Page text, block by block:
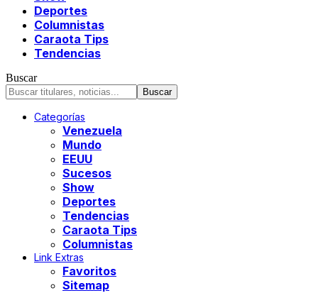
Deportes
Columnistas
Caraota Tips
Tendencias
Buscar
Categorías
Venezuela
Mundo
EEUU
Sucesos
Show
Deportes
Tendencias
Caraota Tips
Columnistas
Link Extras
Favoritos
Sitemap